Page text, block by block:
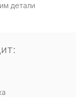
детали